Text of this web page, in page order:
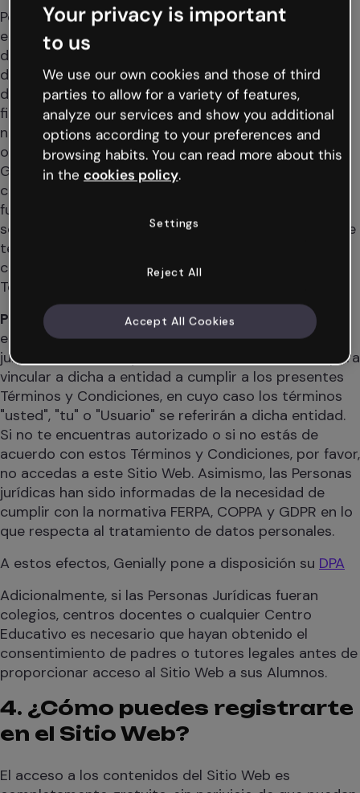
Por favor, ten en cuenta que, dependiendo de tu
edad, es posible que determinadas funcionalidades
de nuestro Sitio Web se encuentren restringidas
debido a la normativa FERPA y COPPA, tal y como se
detallará más adelante. En consecuencia, con la
finalidad de garantizar el cumplimiento de la
normativa FERPA, COPPA, GDPR, así como cualquier
otra normativa que pueda resultar de aplicación,
Genially se reserva el derecho a hacer las
comprobaciones oportunas, a limitar determinadas
funcionalidades y a prohibir o restringir de forma
sobrevenida el acceso a aquellos Usuarios de los que
tenga conocimiento o sospecha de que no se
cumplen con los requisitos establecidos en estos
Términos y Condiciones.
Personas jurídicas: si actúas en nombre de una
empresa, colegio, centro docente u otra entidad
jurídica, confirmas que te encuentras autorizado para
vincular a dicha a entidad a cumplir a los presentes
Términos y Condiciones, en cuyo caso los términos
"usted", "tu" o "Usuario" se referirán a dicha entidad.
Si no te encuentras autorizado o si no estás de
acuerdo con estos Términos y Condiciones, por favor,
no accedas a este Sitio Web. Asimismo, las Personas
jurídicas han sido informadas de la necesidad de
cumplir con la normativa FERPA, COPPA y GDPR en lo
que respecta al tratamiento de datos personales.
A estos efectos, Genially pone a disposición su DPA
Adicionalmente, si las Personas Jurídicas fueran
colegios, centros docentes o cualquier Centro
Educativo es necesario que hayan obtenido el
consentimiento de padres o tutores legales antes de
proporcionar acceso al Sitio Web a sus Alumnos.
4. ¿Cómo puedes registrarte
en el Sitio Web?
El acceso a los contenidos del Sitio Web es
Your privacy is important
to us
We use our own cookies and those of third
parties to allow for a variety of features,
analyze our services and show you additional
options according to your preferences and
browsing habits. You can read more about this
in the cookies policy.
Settings
Reject All
Accept All Cookies